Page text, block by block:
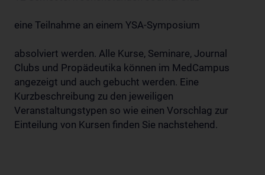
eine Teilnahme an einem YSA-Symposium
absolviert werden. Alle Kurse, Seminare, Journal
Clubs und Propädeutika können im MedCampus
angezeigt und auch gebucht werden. Eine
Kurzbeschreibung zu den jeweiligen
Veranstaltungstypen so wie einen Vorschlag zur
Einteilung von Kursen finden Sie nachstehend.